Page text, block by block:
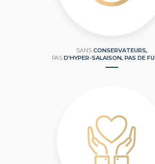
SANS CONSERVATEURS,
PAS D'HYPER-SALAISON, PAS DE